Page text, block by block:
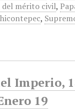
del mérito civil,
,
Imperio,
19